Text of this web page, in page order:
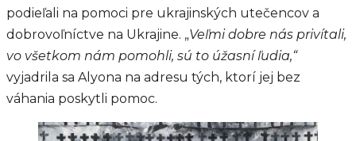
podieľali na pomoci pre ukrajinských utečencov a
dobrovoľníctve na Ukrajine. „Veľmi dobre nás privítali,
vo všetkom nám pomohli, sú to úžasní ľudia,“
vyjadrila sa Alyona na adresu tých, ktorí jej bez
váhania poskytli pomoc.